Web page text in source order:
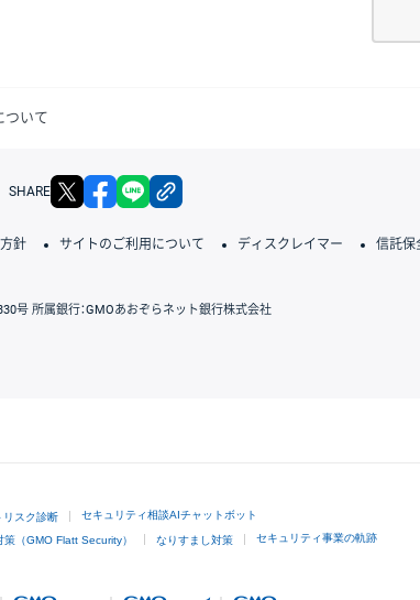
ついて
SHARE X facebook
針 サイトのご利用について ディスクレイマー 信託保
号 所属銀行：GMOあおぞらネット銀行株式会社
リスク診断 セキュリティ相談AIチャットボット
（GMO Flatt Security） なりすまし対策 セキュリティ事業の軌跡